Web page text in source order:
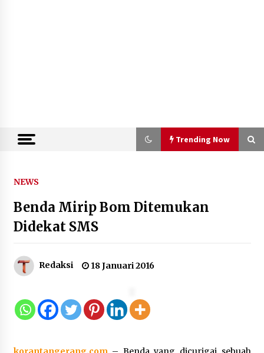
Trending Now
Dukung Ekosistem Kendaraan
Listrik, Wapres Dorong Link and
Match Pendidikan–Industri
Soroti Minimnya Faktor Keamanan
Transportasi Laut
NEWS
Benda Mirip Bom Ditemukan
Didekat SMS
Redaksi 18 Januari 2016